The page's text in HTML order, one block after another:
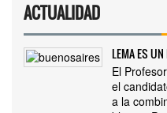
ACTUALIDAD
LEMA ES
El
el
a la